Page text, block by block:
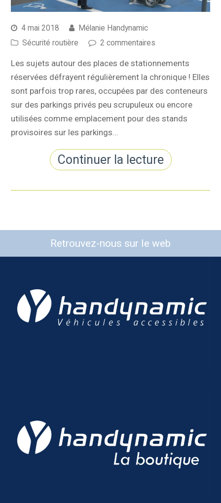
4 mai 2018
Mélanie Handynamic
Sécurité routière
2 commentaires
Les sujets autour des places de stationnements
réservées défrayent régulièrement la chronique ! Elles
sont parfois trop rares, occupées par des conteneurs
sur des parkings privés peu scrupuleux ou encore
utilisées comme emplacement pour des stands
provisoires sur les parkings…
Continuer la lecture
Retrouvez-nous sur le web